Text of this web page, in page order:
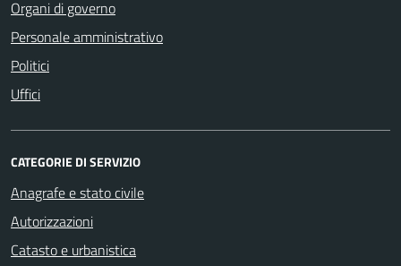
Organi di governo
Personale amministrativo
Politici
Uffici
CATEGORIE DI SERVIZIO
Anagrafe e stato civile
Autorizzazioni
Catasto e urbanistica